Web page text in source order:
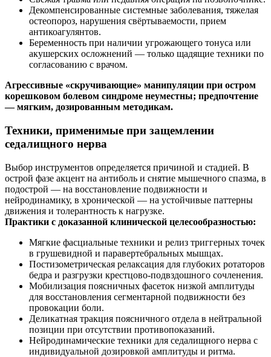
Декомпенсированные системные заболевания, тяжелая
остеопороз, нарушения свёртываемости, прием
антикоагулянтов.
Беременность при наличии угрожающего тонуса или
акушерских осложнений — только щадящие техники по
согласованию с врачом.
Агрессивные «скручивающие» манипуляции при остром
корешковом болевом синдроме неуместны; предпочтение
— мягким, дозированным методикам.
Техники, применимые при защемлении
седалищного нерва
Выбор инструментов определяется причиной и стадией. В
острой фазе акцент на антиболь и снятие мышечного спазма, в
подострой — на восстановление подвижности и
нейродинамику, в хронической — на устойчивые паттерны
движения и толерантность к нагрузке.
Практики с доказанной клинической целесообразностью:
Мягкие фасциальные техники и релиз триггерных точек
в грушевидной и паравертебральных мышцах.
Постизометрическая релаксация для глубоких ротаторов
бедра и разгрузки крестцово-подвздошного сочленения.
Мобилизация поясничных фасеток низкой амплитуды
для восстановления сегментарной подвижности без
провокации боли.
Деликатная тракция поясничного отдела в нейтральной
позиции при отсутствии противопоказаний.
Нейродинамические техники для седалищного нерва с
индивидуальной дозировкой амплитуды и ритма.